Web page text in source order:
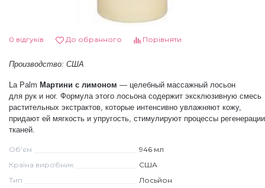
Дезінфекція та стерилізація
Трикутники (каміфубукі)
Наліпки гнучкі лінії
Втирки
Бульонки
Навчання
0 відгуків До обранного Порівняти
Производство: США
La Palm Мартини с лимоном — целебный массажный лосьон
для рук и ног. Формула этого лосьона содержит эксклюзивную смесь
растительных экстрактов, которые интенсивно увлажняют кожу,
придают ей мягкость и упругость, стимулируют процессы регенерации
тканей.
Об'єм
946 мл
Країна виробник
США
Тип
Лосьйон